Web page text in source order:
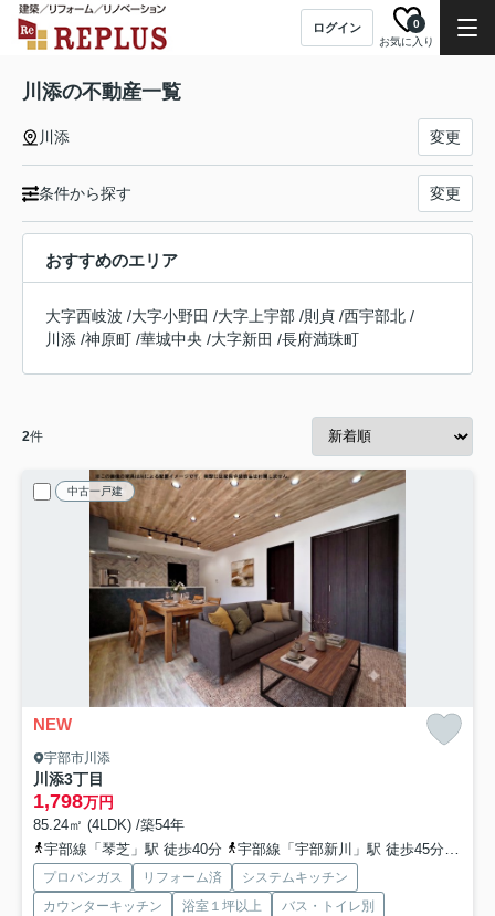
ログイン
お気に入り
0
川添の不動産一覧
川添 変更
条件から探す 変更
おすすめのエリア
大字西岐波 /大字小野田 /大字上宇部 /則貞 /西宇部北 /
川添 /神原町 /華城中央 /大字新田 /長府満珠町
2件
中古一戸建
NEW
宇部市川添
川添3丁目
1,798万円
85.24㎡ (4LDK) /築54年
宇部線「琴芝」駅 徒歩40分
宇部線「宇部新川」駅 徒歩45分
プロパンガス リフォーム済
システムキッチン
カウンターキッチン
浴室１坪以上 バス・トイレ別